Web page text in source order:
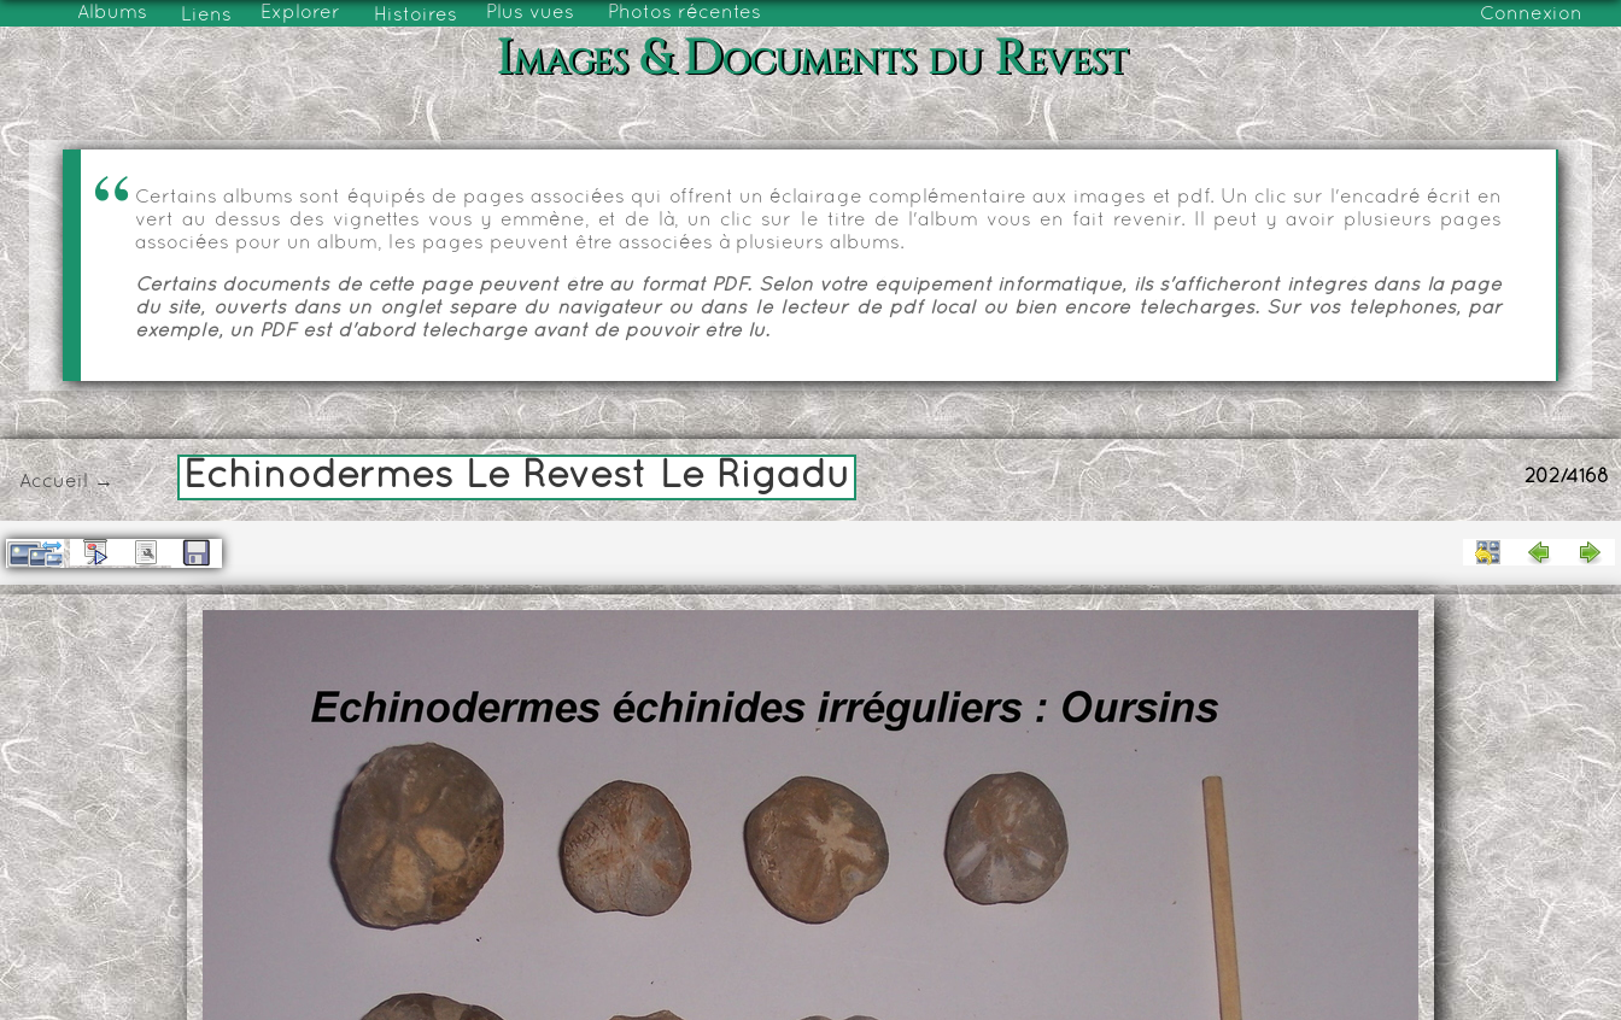
Albums Liens Explorer Histoires Plus vues Photos récentes Connexion
Images & Documents du Revest
Certains albums sont équipés de pages associées qui offrent un éclairage complémentaire aux images et pdf. Un clic sur l'encadré écrit en
vert au dessus des vignettes vous y emmène, et de là, un clic sur le titre de l'album vous en fait revenir. Il peut y avoir plusieurs pages
associées pour un album, les pages peuvent être associées à plusieurs albums.
Certains documents de cette page peuvent être au format PDF. Selon votre équipement informatique, ils s'afficheront intégrés dans la page
du site, ouverts dans un onglet séparé du navigateur ou dans le lecteur de pdf local ou bien encore téléchargés. Sur vos téléphones, par
exemple, un PDF est d'abord téléchargé avant de pouvoir être lu.
202/4168
Accueil→ Échinodermes Le Revest Le Rigadu